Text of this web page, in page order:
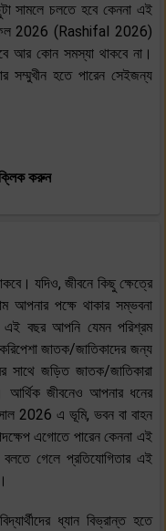
সামলে চলতে হবে কেননা এই
2026 (Rashifal 2026)
আর কোন সমস্যা থাকবে না।
সম্মুখীন হতে পারেন সেইজন্য
ক্লিক করুন
যদিও, জীবনে কিছু ক্ষেত্রে
আপনার পক্ষে থাকার সম্ভবনা
এই বছর আপনি যেমন পরিশ্রম
জাতক/জাতিকাদের জন্য
সাথে জড়িত জাতক/জাতিকারা
আর্থিক জীবনেও আপনার ধনের
2026 এ ভূমি, ভবন বা বাহন
এগোতে পারেন কেননা এই
গেলে প্রতিযোগিতার এই
ধ্যান বিভ্রান্ত হতে